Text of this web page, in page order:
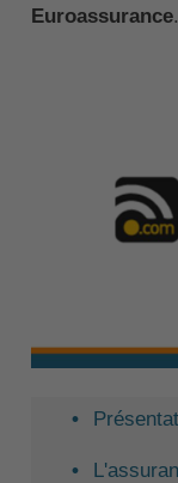
Euroassurance.